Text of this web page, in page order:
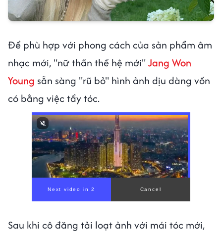
Để phù hợp với phong cách của sản phẩm âm
nhạc mới, "nữ thần thế hệ mới"Jang Won
Young sẵn sàng "rũ bỏ" hình ảnh dịu dàng vốn
có bằng việc tẩy tóc.
00:00/ 01:05
Sau khi cô đăng tải loạt ảnh với mái tóc mới,